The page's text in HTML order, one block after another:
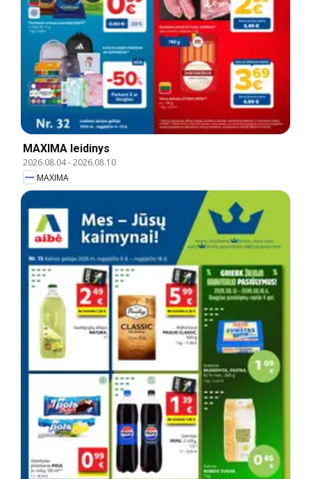
MAXIMA leidinys
2026.08.04-2026.08.10
MAXIMA